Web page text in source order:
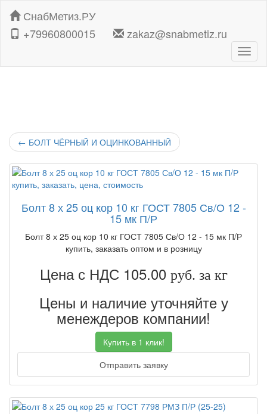
СнабМетиз.РУ
+79960800015
zakaz@snabmetiz.ru
← БОЛТ ЧЁРНЫЙ И ОЦИНКОВАННЫЙ
Болт 8 х 25 оц кор 10 кг ГОСТ 7805 Св/О 12 -
15 мк П/Р
Болт 8 х 25 оц кор 10 кг ГОСТ 7805 Св/О 12 - 15 мк П/Р
купить, заказать оптом и в розницу
Цена с НДС 105.00 руб. за кг
Цены и наличие уточняйте у
менеждеров компании!
Купить в 1 клик!
Отправить заявку